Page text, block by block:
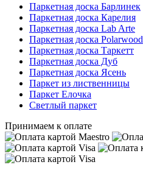
Паркетная доска Барлинек
Паркетная доска Карелия
Паркетная доска Lab Arte
Паркетная доска Polarwood
Паркетная доска Таркетт
Паркетная доска Дуб
Паркетная доска Ясень
Паркет из лиственницы
Паркет Елочка
Светлый паркет
Принимаем к оплате